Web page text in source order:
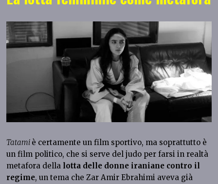
Tatami è certamente un film sportivo, ma soprattutto è
un film politico, che si serve del judo per farsi in realtà
metafora della lotta delle donne iraniane contro il
regime, un tema che Zar Amir Ebrahimi aveva già